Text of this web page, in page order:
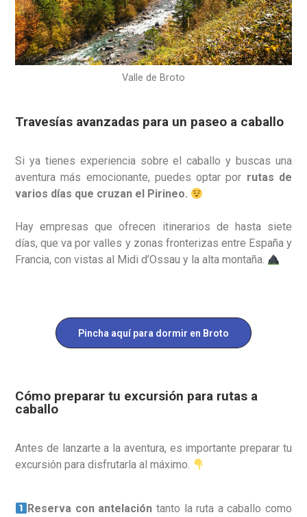
Valle de Broto
Travesías avanzadas para un paseo a caballo
Si ya tienes experiencia sobre el caballo y buscas una
aventura más emocionante, puedes optar por rutas de
varios días que cruzan el Pirineo.
Hay empresas que ofrecen itinerarios de hasta siete
días, que va por valles y zonas fronterizas entre España y
Francia, con vistas al Midi d’Ossau y la alta montaña.
Pincha aquí para dormir en Broto
Cómo preparar tu excursión para rutas a
caballo
Antes de lanzarte a la aventura, es importante preparar tu
excursión para disfrutarla al máximo.
Reserva con antelación tanto la ruta a caballo como